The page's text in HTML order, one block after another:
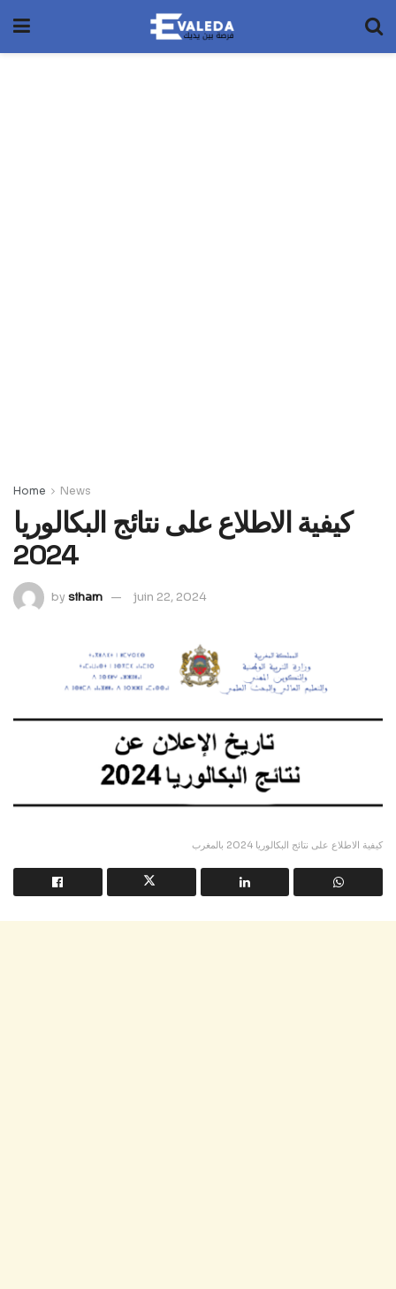
Home News
كيفية الاطلاع على نتائج البكالوريا
2024
bysiham juin 22, 2024
كيفية الاطلاع على نتائج البكالوريا 2024 بالمغرب